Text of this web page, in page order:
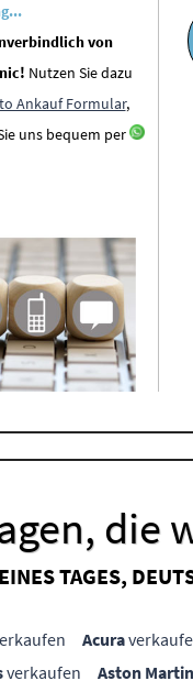
von
Nutzen Sie dazu
Ankauf Formular,
uns bequem per
die
TAGES,
Acura
verkaufen Aston Martin